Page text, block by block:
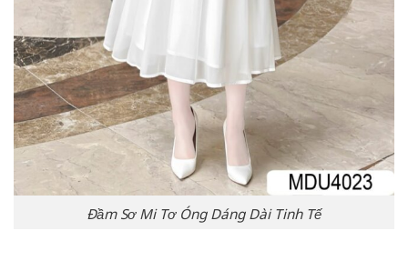
Đầm Sơ Mi Tơ Óng Dáng Dài Tinh Tế